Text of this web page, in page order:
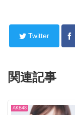
Twitter
関連記事
AKB48